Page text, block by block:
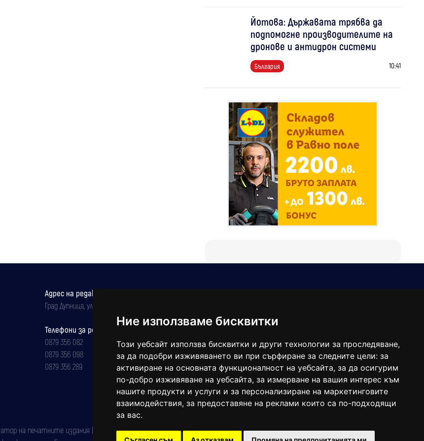
Ние използваме бисквитки
Този уебсайт използва бисквитки и други технологии за проследяване,
за да подобри изживяването ви при сърфиране за следните цели: за
активиране на основната функционалност на уебсайта, за да осигурим
по-добро изживяване на уебсайта, за измерване на вашия интерес към
нашите продукти и услуги и за персонализиране на маркетинговите
взаимодействия, за предоставяне на реклами които са по-подходящи
за вас.
Йотова: Държавата трябва да
подпомогне производителите на
дронове и антидрон системи
България 10:41
Адрес на редакцията
Град Дупница, ул.''Христо Ботев" 43
Телефони за реклама и абонаменти
0879 356 082
0879 356 098
0879 356 289
balgarkanews@gmail.com
на печатните издания (Българска национална агенция за ISSN) под номер: ISSN 1312-4722.